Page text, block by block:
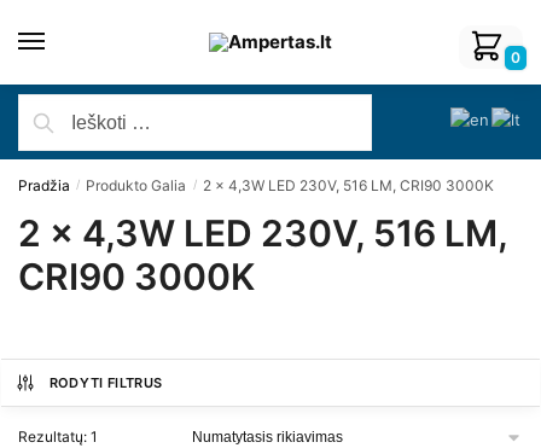
0
Pradžia / Produkto Galia / 2 x 4,3W LED 230V, 516 LM, CRI90 3000K
2 x 4,3W LED 230V, 516 LM,
CRI90 3000K
RODYTI FILTRUS
Rezultatų: 1